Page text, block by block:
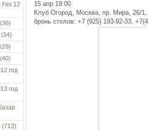
15 апр 19:00
Клуб Огород, Москва, пр. Мира, 26/1,
бронь столов: +7 (925) 193-92-33,
Fes 12
(36)
(34)
(28)
(40)
год
год
(713)